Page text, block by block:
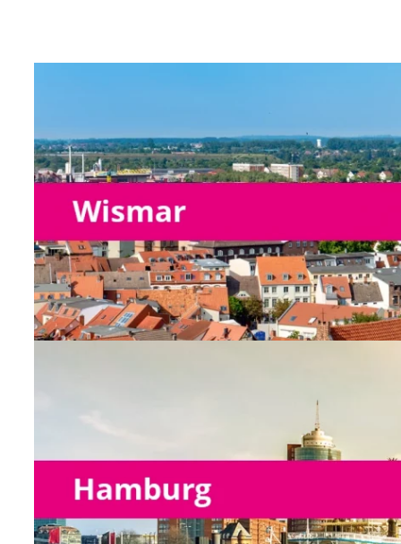
Stammhaus Wismar
Vertriebsmitarbeiter/-in
Außendienst
Niederlassung Hamburg
keine offenen Positionen